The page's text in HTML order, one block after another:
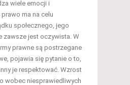
wiele emocji i
ma na celu
społecznego, jego
zawsze jest oczywista. W
prawne są postrzegane
pojawia się pytanie o to,
je respektować. Wzrost
wobec niesprawiedliwych